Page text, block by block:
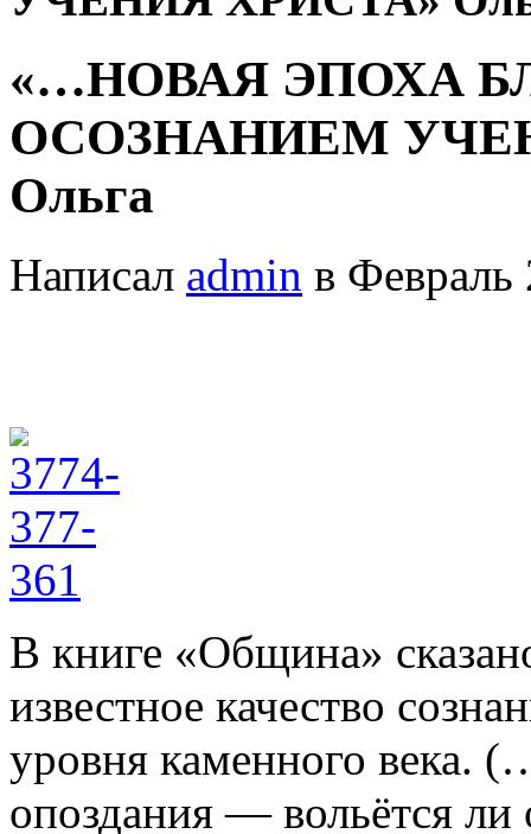
«…НОВАЯ ЭПОХА
ОСОЗНАНИЕМ
Ольга
Написал admin в Февраль
В книге «Община»
известное качество
уровня каменного века.
опоздания — вольётся